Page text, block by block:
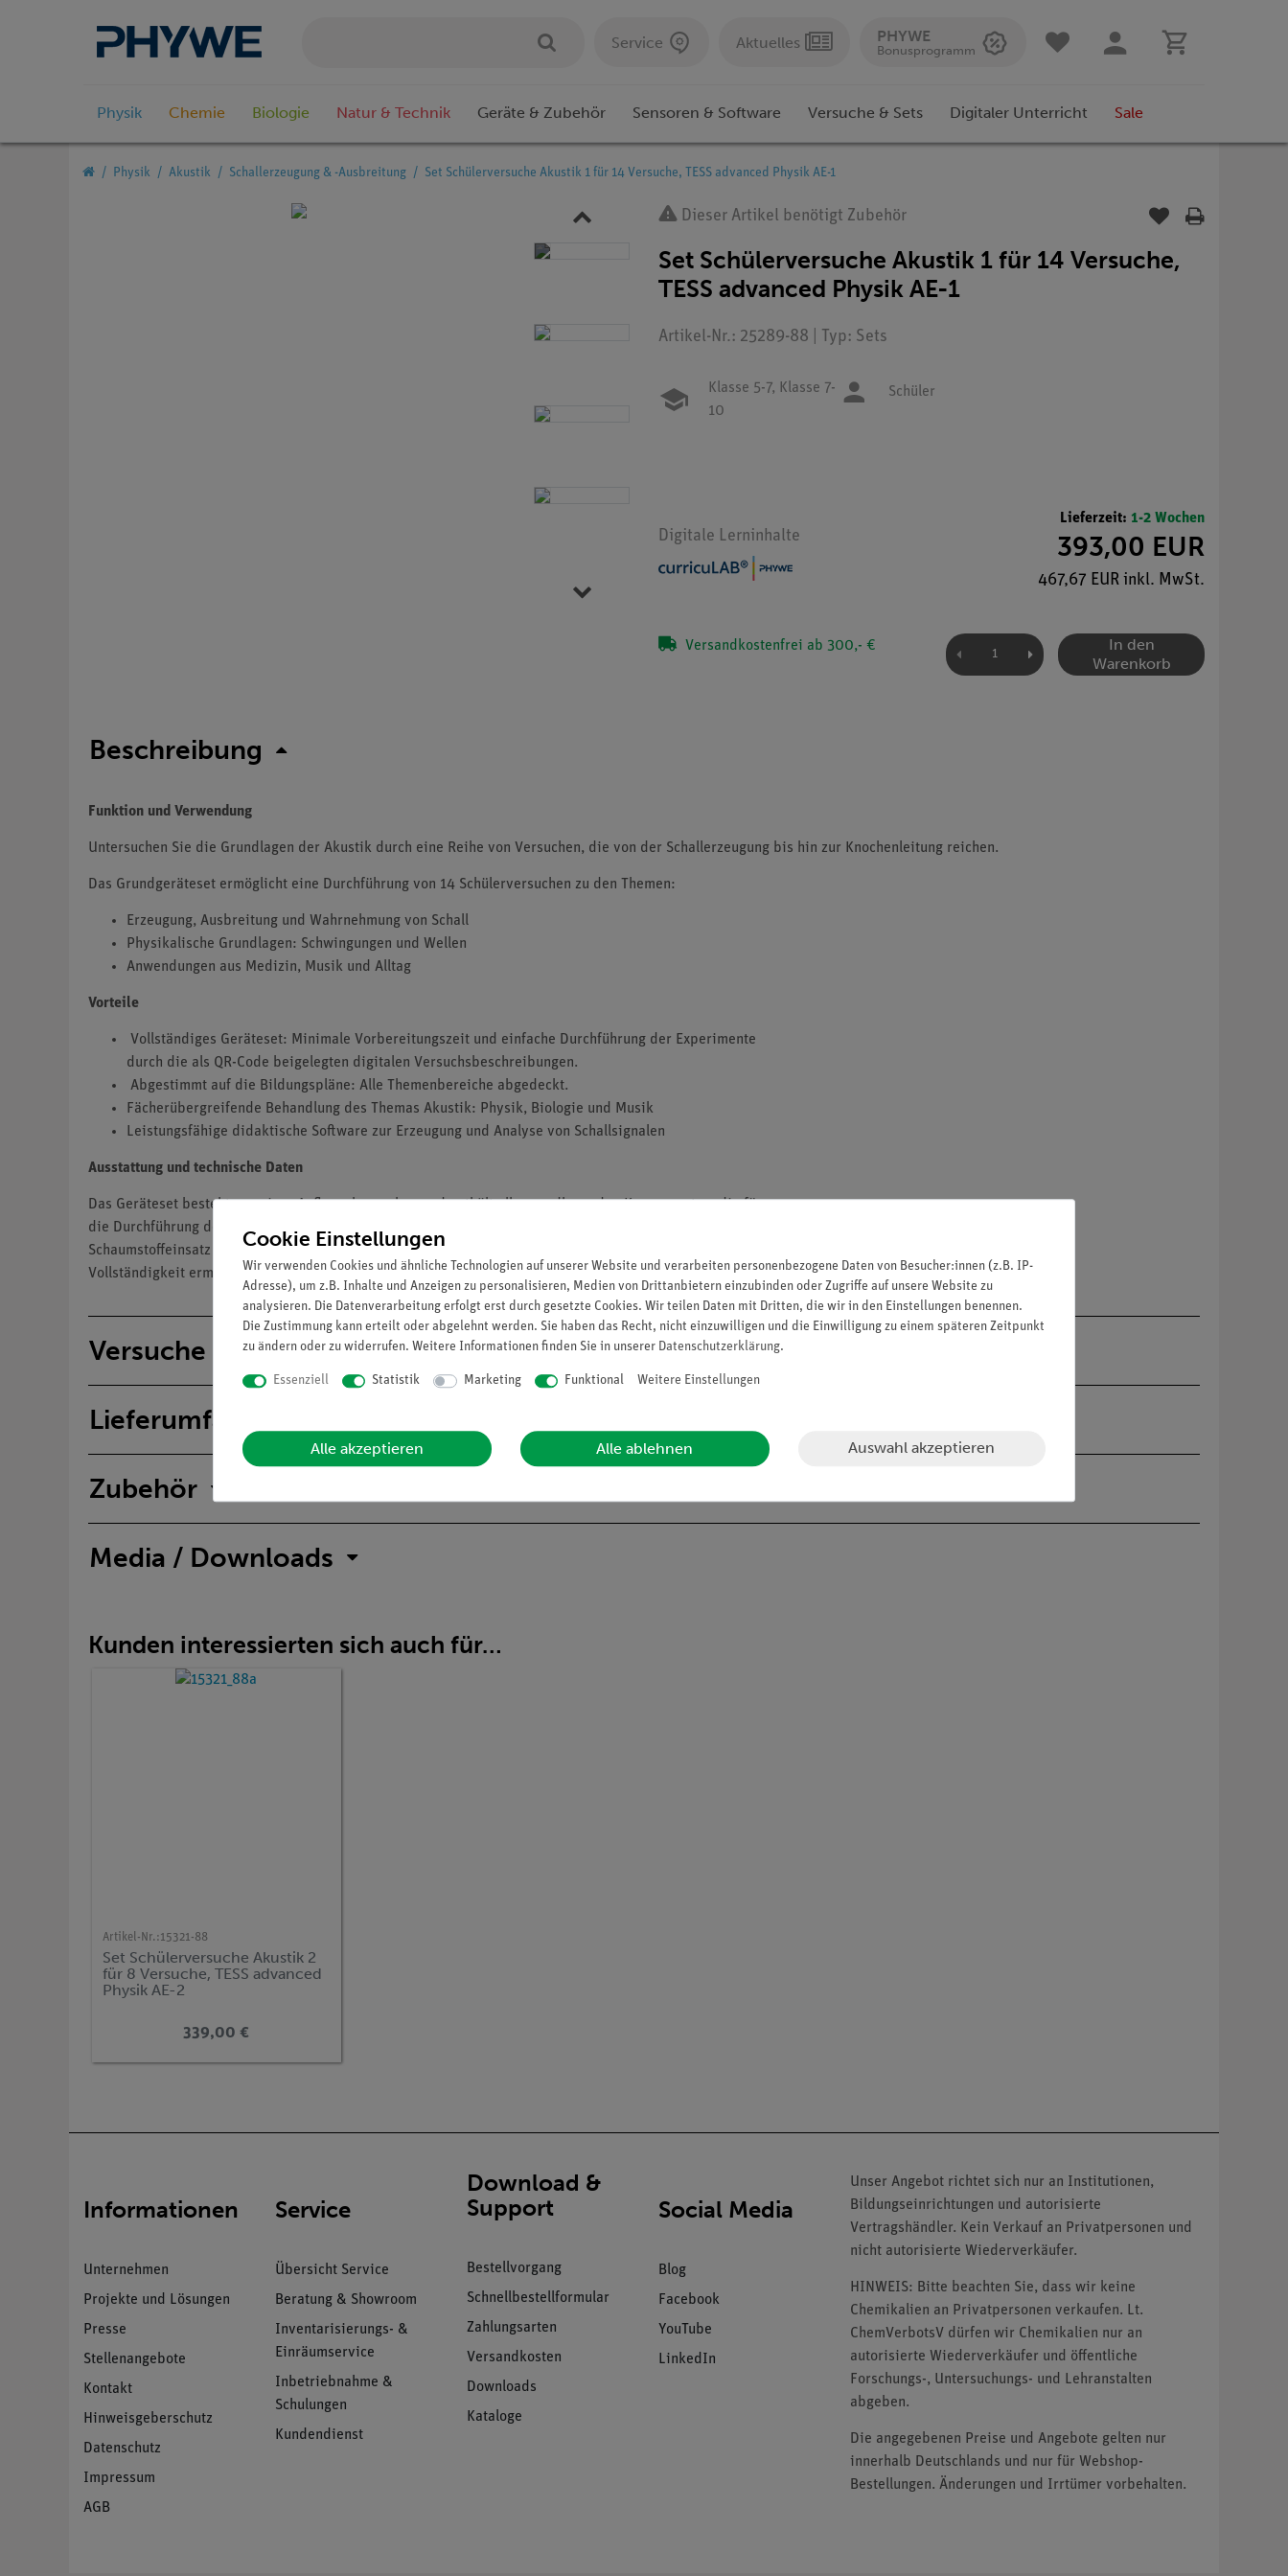
Service Aktuelles PHYWE
Bonusprogramm
Physik Chemie Biologie Natur & Technik Geräte & Zubehör Sensoren & Software Versuche & Sets Digitaler Unterricht Sale
Physik Akustik Schallerzeugung & -Ausbreitung Set Schülerversuche Akustik 1 für 14 Versuche, TESS advanced Physik AE-1
Dieser Artikel benötigt Zubehör
Set Schülerversuche Akustik 1 für 14 Versuche,
TESS advanced Physik AE-1
Artikel-Nr.: 25289-88 | Typ: Sets
Klasse 5-7, Klasse 7-
10
Schüler
Digitale Lerninhalte
Lieferzeit: 1-2 Wochen
393,00 EUR
467,67 EUR inkl. MwSt.
Versandkostenfrei ab 300,- €
In den
Warenkorb
Beschreibung
Funktion und Verwendung
Untersuchen Sie die Grundlagen der Akustik durch eine Reihe von Versuchen, die von der Schallerzeugung bis hin zur Knochenleitung reichen.
Das Grundgeräteset ermöglicht eine Durchführung von 14 Schülerversuchen zu den Themen:
Erzeugung, Ausbreitung und Wahrnehmung von Schall
Physikalische Grundlagen: Schwingungen und Wellen
Anwendungen aus Medizin, Musik und Alltag
Vorteile
Vollständiges Geräteset: Minimale Vorbereitungszeit und einfache Durchführung der Experimente
durch die als QR-Code beigelegten digitalen Versuchsbeschreibungen.
Abgestimmt auf die Bildungspläne: Alle Themenbereiche abgedeckt.
Fächerübergreifende Behandlung des Themas Akustik: Physik, Biologie und Musik
Leistungsfähige didaktische Software zur Erzeugung und Analyse von Schallsignalen
Ausstattung und technische Daten
Das Geräteset besteht aus einer Aufbewahrungsbox und enthält alle grundlegenden Komponenten, die für
die Durchführung der Versuche erforderlich sind. Die stabile, stapelbare Box ist mit einem passgenauen
Schaumstoffeinsatz ausgestattet, der die Komponenten schützt und eine schnelle Kontrolle auf
Vollständigkeit ermöglicht
Versuche
Lieferumfang
Zubehör
Media / Downloads
Kunden interessierten sich auch für…
Artikel-Nr.:15321-88
Set Schülerversuche Akustik 2
für 8 Versuche, TESS advanced
Physik AE-2
339,00 €
Informationen
Unternehmen
Projekte und Lösungen
Presse
Stellenangebote
Kontakt
Hinweisgeberschutz
Datenschutz
Impressum
AGB
Service
Übersicht Service
Beratung & Showroom
Inventarisierungs- &
Einräumservice
Inbetriebnahme &
Schulungen
Kundendienst
Download &
Support
Bestellvorgang
Schnellbestellformular
Zahlungsarten
Versandkosten
Downloads
Kataloge
Social Media
Blog
Facebook
YouTube
LinkedIn
Unser Angebot richtet sich nur an Institutionen,
Bildungseinrichtungen und autorisierte
Vertragshändler. Kein Verkauf an Privatpersonen und
nicht autorisierte Wiederverkäufer.
HINWEIS: Bitte beachten Sie, dass wir keine
Chemikalien an Privatpersonen verkaufen. Lt.
ChemVerbotsV dürfen wir Chemikalien nur an
autorisierte Wiederverkäufer und öffentliche
Forschungs-, Untersuchungs- und Lehranstalten
abgeben.
Die angegebenen Preise und Angebote gelten nur
innerhalb Deutschlands und nur für Webshop-
Bestellungen. Änderungen und Irrtümer vorbehalten.
Cookie Einstellungen
Wir verwenden Cookies und ähnliche Technologien auf unserer Website und verarbeiten personenbezogene Daten von Besucher:innen (z.B. IP-
Adresse), um z.B. Inhalte und Anzeigen zu personalisieren, Medien von Drittanbietern einzubinden oder Zugriffe auf unsere Website zu
analysieren. Die Datenverarbeitung erfolgt erst durch gesetzte Cookies. Wir teilen Daten mit Dritten, die wir in den Einstellungen benennen.
Die Zustimmung kann erteilt oder abgelehnt werden. Sie haben das Recht, nicht einzuwilligen und die Einwilligung zu einem späteren Zeitpunkt
zu ändern oder zu widerrufen. Weitere Informationen finden Sie in unserer Daten­schutz­erklärung.
Essenziell Statistik Marketing Funktional Weitere Einstellungen
Alle akzeptieren Alle ablehnen Auswahl akzeptieren